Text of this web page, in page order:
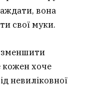
вона
свої муки.
зменшити
кожен хоче
невиліковної